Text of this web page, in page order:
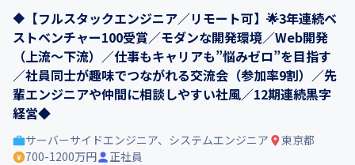
🔶【フルスタックエンジニア／リモート可】🌟3年連続ベ
ストベンチャー100受賞／モダンな開発環境／Web開発
（上流～下流）／仕事もキャリアも”悩みゼロ”を目指す
／社員同士が趣味でつながれる交流会（参加率9割）／先
輩エンジニアや仲間に相談しやすい社風／12期連続黒字
経営◆
サーバーサイドエンジニア、システムエンジニア
東京都
700-1200万円
正社員